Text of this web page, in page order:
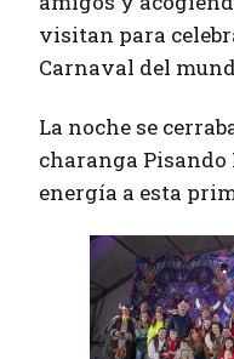
visitan para
Carnaval del
La noche se
charanga
energía a esta